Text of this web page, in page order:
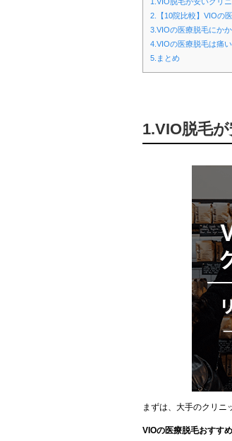
1.VIO脱毛が安いクリ
2.【10院比較】VIOの
3.VIOの医療脱毛にか
4.VIOの医療脱毛は痛
5.まとめ
1.VIO脱毛
まずは、大手のクリニ
VIOの医療脱毛おすす